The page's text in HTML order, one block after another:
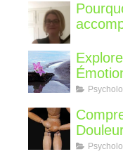
Poids :